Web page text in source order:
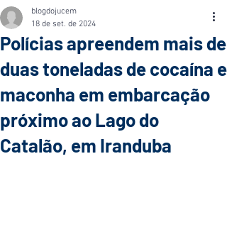
Polícias apreendem mais de
duas toneladas de cocaína e
maconha em embarcação
próximo ao Lago do
Catalão, em Iranduba
blogdojucem
18 de set. de 2024